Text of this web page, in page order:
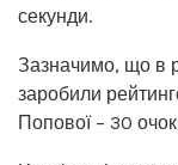
секунди.
Зазначимо, що в
заробили
Попової – 30